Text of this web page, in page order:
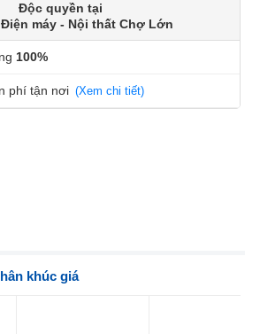
Độc quyền tại
máy - Nội thất Chợ Lớn
100%
phí tận nơi (Xem chi tiết)
khúc giá